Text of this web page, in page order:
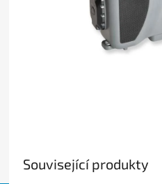
Související produkty